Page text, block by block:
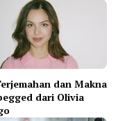
dan Makna
dari Olivia